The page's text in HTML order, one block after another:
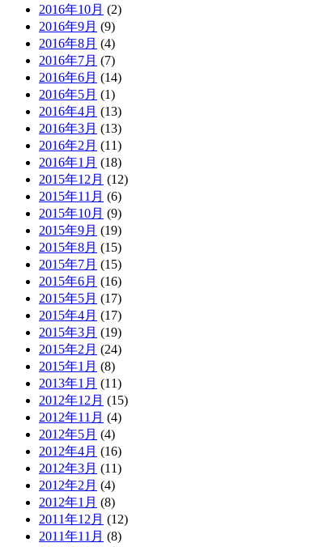
2016年10月 (2)
2016年9月 (9)
2016年8月 (4)
2016年7月 (7)
2016年6月 (14)
2016年5月 (1)
2016年4月 (13)
2016年3月 (13)
2016年2月 (11)
2016年1月 (18)
2015年12月 (12)
2015年11月 (6)
2015年10月 (9)
2015年9月 (19)
2015年8月 (15)
2015年7月 (15)
2015年6月 (16)
2015年5月 (17)
2015年4月 (17)
2015年3月 (19)
2015年2月 (24)
2015年1月 (8)
2013年1月 (11)
2012年12月 (15)
2012年11月 (4)
2012年5月 (4)
2012年4月 (16)
2012年3月 (11)
2012年2月 (4)
2012年1月 (8)
2011年12月 (12)
2011年11月 (8)